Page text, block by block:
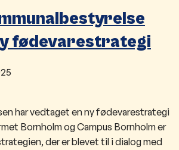
fødevarestrategi
har vedtaget en ny fødevarestrategi
Bornholm og Campus Bornholm er
der er blevet til i dialog med